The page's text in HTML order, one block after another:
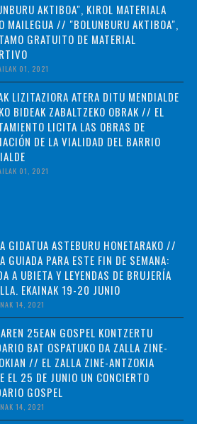
AKTIBOA", KIROL MATERIALA
MAILEGUA // "BOLUNBURU AKTIBOA",
GRATUITO DE MATERIAL
01, 2021
LIZITAZIORA ATERA DITU MENDIALDE
BIDEAK ZABALTZEKO OBRAK // EL
LICITA LAS OBRAS DE
DE LA VIALIDAD DEL BARRIO
01, 2021
GIDATUA ASTEBURU HONETARAKO //
GUIADA PARA ESTE FIN DE SEMANA:
A UBIETA Y LEYENDAS DE BRUJERÍA
EKAINAK 19-20 JUNIO
14, 2021
25EAN GOSPEL KONTZERTU
BAT OSPATUKO DA ZALLA ZINE-
// EL ZALLA ZINE-ANTZOKIA
EL 25 DE JUNIO UN CONCIERTO
GOSPEL
14, 2021